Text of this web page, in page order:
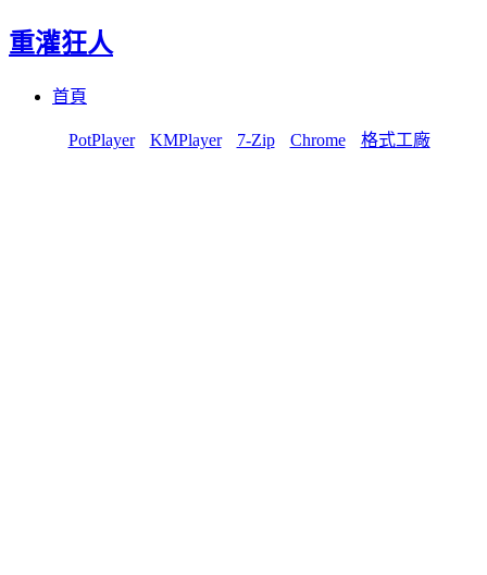
重灌狂人
首頁
PotPlayer KMPlayer 7-Zip Chrome 格式工廠